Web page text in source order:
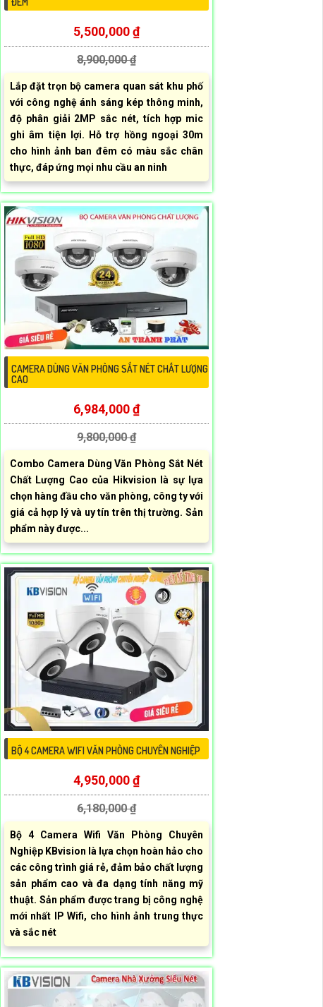
5,500,000 ₫
8,900,000 ₫
Lắp đặt trọn bộ camera quan sát khu phố
với công nghệ ánh sáng kép thông minh,
độ phân giải 2MP sắc nét, tích hợp mic
ghi âm tiện lợi. Hỗ trợ hồng ngoại 30m
cho hình ảnh ban đêm có màu sắc chân
thực, đáp ứng mọi nhu cầu an ninh
CAMERA DÙNG VĂN PHÒNG SẮT NÉT CHẤT LƯỢNG
CAO
6,984,000 ₫
9,800,000 ₫
Combo Camera Dùng Văn Phòng Sắt Nét
Chất Lượng Cao của Hikvision là sự lựa
chọn hàng đầu cho văn phòng, công ty với
giá cả hợp lý và uy tín trên thị trường. Sản
phẩm này được...
BỘ 4 CAMERA WIFI VĂN PHÒNG CHUYÊN NGHIỆP
4,950,000 ₫
6,180,000 ₫
Bộ 4 Camera Wifi Văn Phòng Chuyên
Nghiệp KBvision là lựa chọn hoàn hảo cho
các công trình giá rẻ, đảm bảo chất lượng
sản phẩm cao và đa dạng tính năng mỹ
thuật. Sản phẩm được trang bị công nghệ
mới nhất IP Wifi, cho hình ảnh trung thực
và sắc nét